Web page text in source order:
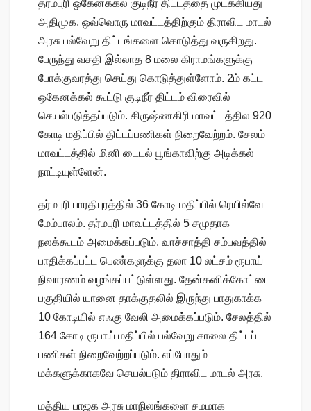
தர்மபுரி ஒகேனக்கல் குடிநீர் திட்டத்தை முடக்கியது
அதிமுக. ஒவ்வொரு மாவட்டத்திற்கும் திராவிட மாடல்
அரசு பல்வேறு திட்டங்களை கொடுத்து வருகிறது.
பேருந்து வசதி இல்லாத 8 மலை கிராமங்களுக்கு
போக்குவரத்து செய்து கொடுத்துள்ளோம். 2ம் கட்ட
ஒகேனக்கல் கூட்டு குடிநீர் திட்டம் விரைவில்
செயல்படுத்தப்படும். கிருஷ்ணகிரி மாவட்டத்தில 920
கோடி மதிப்பில் திட்டப்பணிகள் நிறைவேற்றம். சேலம்
மாவட்டத்தில் மினி டைடல் பூங்காவிற்கு அடிக்கல்
நாட்டியுள்ளேன்.
தர்மபுரி பாரதிபுரத்தில் 36 கோடி மதிப்பில் ரெயில்வே
மேம்பாலம். தர்மபுரி மாவட்டத்தில் 5 சமுதாக
நலக்கூடம் அமைக்கப்படும். வாச்சாத்தி சம்பவத்தில்
பாதிக்கப்பட்ட பெண்களுக்கு தலா 10 லட்சம் ரூபாய்
நிவாரணம் வழங்கப்பட்டுள்ளது. தேன்கனிக்கோட்டை
பகுதியில் யானை தாக்குதலில் இருந்து பாதுகாக்க
10 கோடியில் எஃகு வேலி அமைக்கப்படும். சேலத்தில்
164 கோடி ரூபாய் மதிப்பில் பல்வேறு சாலை திட்டப்
பணிகள் நிறைவேற்றப்படும். எப்போதும்
மக்களுக்காகவே செயல்படும் திராவிட மாடல் அரசு.
மத்திய பாஜக அரசு மாநிலங்களை சமமாக